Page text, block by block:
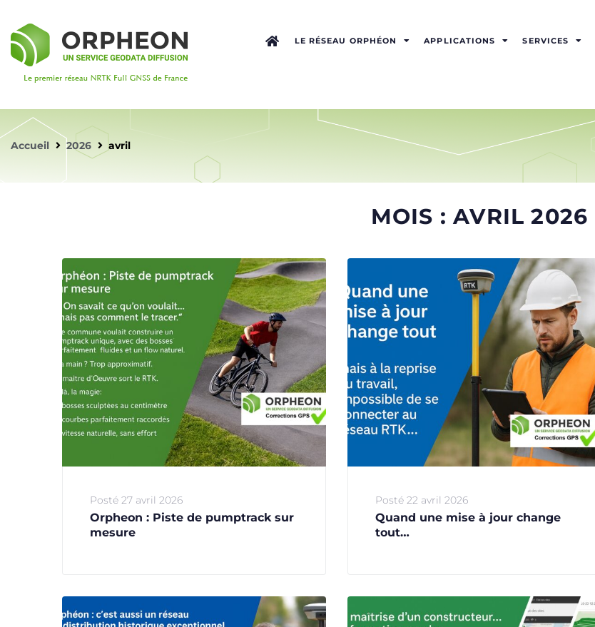
LE RÉSEAU ORPHÉON APPLICATIONS SERVICES
Accueil 2026 avril
MOIS :AVRIL 2026
Posté 27 avril 2026
Orpheon : Piste de pumptrack sur
mesure
Posté 22 avril 2026
Quand une mise à jour change
tout…